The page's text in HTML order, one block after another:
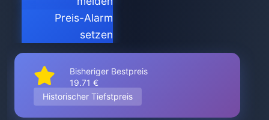
Preis-Alarm
setzen
Bisheriger Bestpreis
19.71 €
Historischer Tiefstpreis